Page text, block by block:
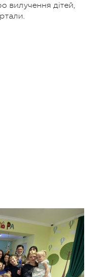
вилучення дітей,